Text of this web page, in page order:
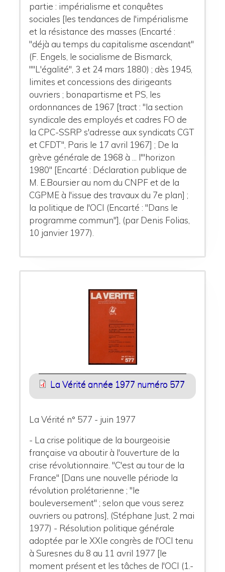
partie : impérialisme et conquêtes
sociales [les tendances de l'impérialisme
et la résistance des masses (Encarté :
"déjà au temps du capitalisme ascendant"
(F. Engels, le socialisme de Bismarck,
""L'égalité", 3 et 24 mars 1880) ; dès 1945,
limites et concessions des dirigeants
ouvriers ; bonapartisme et PS, les
ordonnances de 1967 [tract : "la section
syndicale des employés et cadres FO de
la CPC-SSRP s'adresse aux syndicats CGT
et CFDT", Paris le 17 avril 1967] ; De la
grève générale de 1968 à ... l'"horizon
1980" [Encarté : Déclaration publique de
M. E.Boursier au nom du CNPF et de la
CGPME à l'issue des travaux du 7e plan] ;
la politique de l'OCI (Encarté : "Dans le
programme commun"], (par Denis Folias,
10 janvier 1977).
La Vérité année 1977 numéro 577
La Vérité n° 577 - juin 1977
- La crise politique de la bourgeoisie
française va aboutir à l'ouverture de la
crise révolutionnaire. "C'est au tour de la
France" [Dans une nouvelle période la
révolution prolétarienne ; "le
bouleversement" ; selon que vous serez
ouvriers ou patrons], (Stéphane Just, 2 mai
1977) - Résolution politique générale
adoptée par le XXIe congrès de l'OCI tenu
à Suresnes du 8 au 11 avril 1977 [le
moment présent et les tâches de l'OCI (1.-